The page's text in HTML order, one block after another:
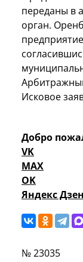
переданы в
орган.
Исковое
Добро
VK
MAX
OK
Яндекс Дзен
№ 23035